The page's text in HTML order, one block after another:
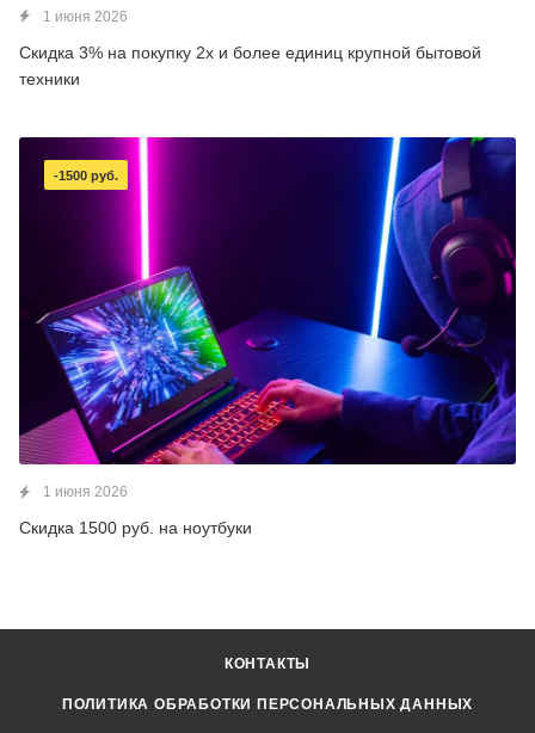
1 июня 2026
Скидка 3% на покупку 2х и более единиц крупной бытовой
техники
1 июня 2026
Скидка 1500 руб. на ноутбуки
-1500 руб.
КОНТАКТЫ
ПОЛИТИКА ОБРАБОТКИ ПЕРСОНАЛЬНЫХ ДАННЫХ